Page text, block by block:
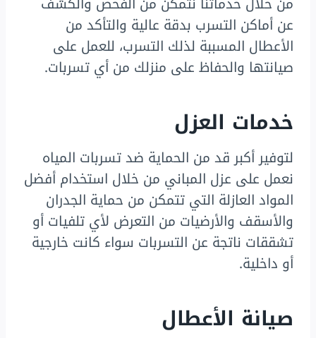
عن أماكن التسرب بدقة عالية والتأكد من
الأعطال المسببة لذلك التسرب، للعمل على
صيانتها والحفاظ على منزلك من أي تسربات.
خدمات العزل
لتوفير أكبر قد من الحماية ضد تسربات المياه
نعمل على عزل المباني من خلال استخدام أفضل
المواد العازلة التي تتمكن من حماية الجدران
والأسقف والأرضيات من التعرض لأي تلفيات أو
تشققات ناتجة عن التسربات سواء كانت خارجية
أو داخلية.
صيانة الأعطال